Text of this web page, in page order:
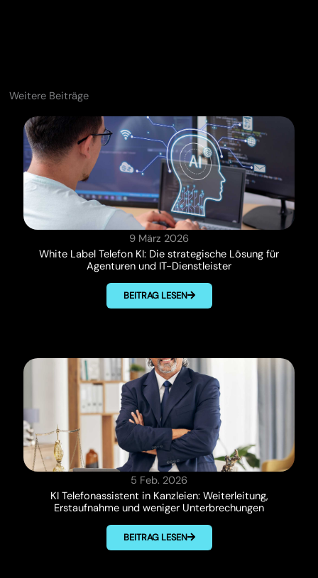
Weitere Beiträge
9 März 2026
White Label Telefon KI: Die strategische Lösung für
Agenturen und IT-Dienstleister
BEITRAG LESEN
5 Feb. 2026
KI Telefonassistent in Kanzleien: Weiterleitung,
Erstaufnahme und weniger Unterbrechungen
BEITRAG LESEN